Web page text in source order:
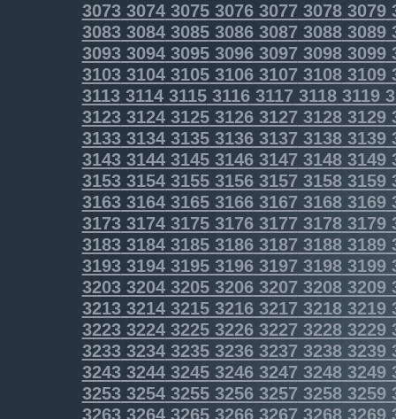
3073307430753076307730783079
3083308430853086308730883089
3093309430953096309730983099
3103310431053106310731083109
3113311431153116311731183119
3123312431253126312731283129
3133313431353136313731383139
3143314431453146314731483149
31533154315531563157 31583159
31633164316531663167 31683169
3173317431753176317731783179
31833184318531863187 31883189
31933194319531963197 31983199
32033204320532063207 32083209
32133214321532163217 32183219
32233224322532263227 32283229
32333234323532363237 32383239
32433244324532463247 32483249
32533254325532563257 32583259
32633264326532663267 32683269